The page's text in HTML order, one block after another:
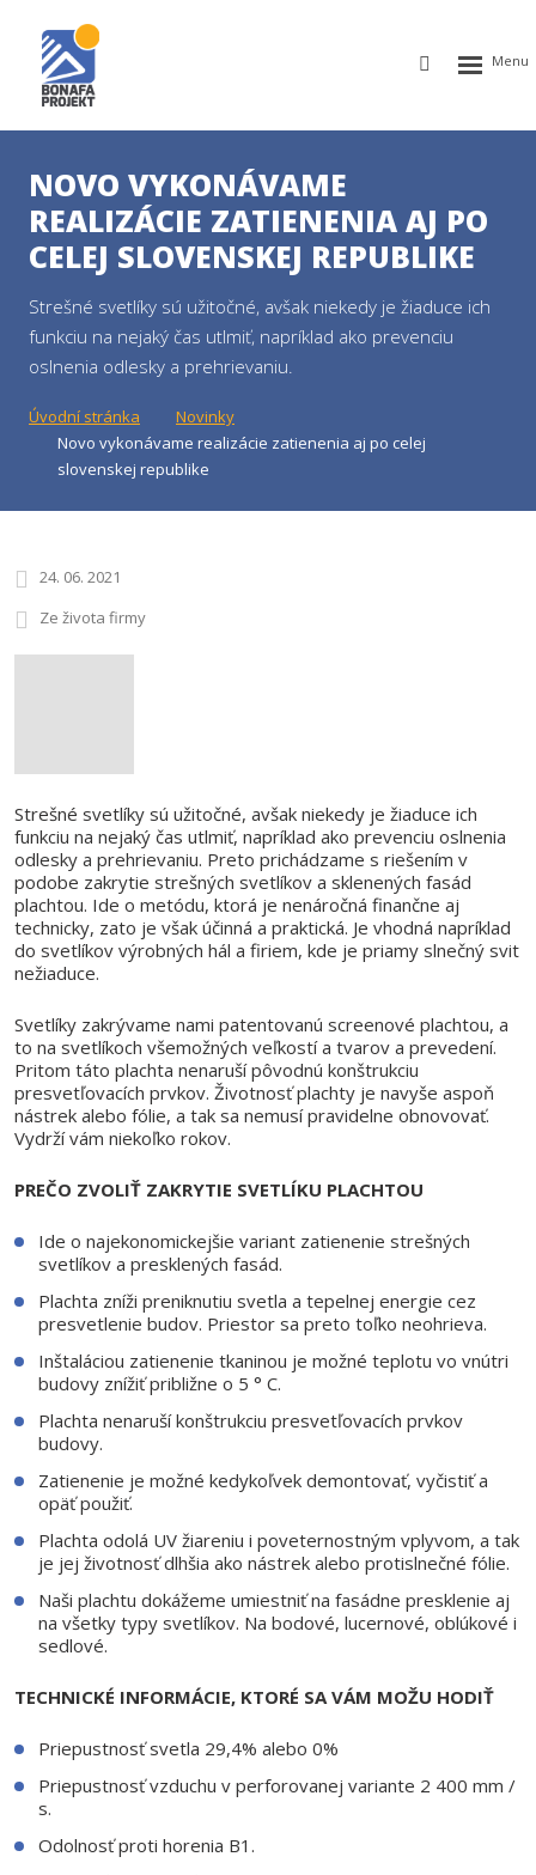
Vyhledávání
Rozbalení
menu
NOVO VYKONÁVAME
REALIZÁCIE ZATIENENIA AJ PO
CELEJ SLOVENSKEJ REPUBLIKE
Strešné svetlíky sú užitočné, avšak niekedy je žiaduce ich
funkciu na nejaký čas utlmiť, napríklad ako prevenciu
oslnenia odlesky a prehrievaniu.
Úvodní stránka
Novinky
Novo vykonávame realizácie zatienenia aj po celej
slovenskej republike
24. 06. 2021
Ze života firmy
Strešné svetlíky sú užitočné, avšak niekedy je žiaduce ich
funkciu na nejaký čas utlmiť, napríklad ako prevenciu oslnenia
odlesky a prehrievaniu. Preto prichádzame s riešením v
podobe zakrytie strešných svetlíkov a sklenených fasád
plachtou. Ide o metódu, ktorá je nenáročná finančne aj
technicky, zato je však účinná a praktická. Je vhodná napríklad
do svetlíkov výrobných hál a firiem, kde je priamy slnečný svit
nežiaduce.
Svetlíky zakrývame nami patentovanú screenové plachtou, a
to na svetlíkoch všemožných veľkostí a tvarov a prevedení.
Pritom táto plachta nenaruší pôvodnú konštrukciu
presvetľovacích prvkov. Životnosť plachty je navyše aspoň
nástrek alebo fólie, a tak sa nemusí pravidelne obnovovať.
Vydrží vám niekoľko rokov.
PREČO ZVOLIŤ ZAKRYTIE SVETLÍKU PLACHTOU
Ide o najekonomickejšie variant zatienenie strešných
svetlíkov a presklených fasád.
Plachta zníži preniknutiu svetla a tepelnej energie cez
presvetlenie budov. Priestor sa preto toľko neohrieva.
Inštaláciou zatienenie tkaninou je možné teplotu vo vnútri
budovy znížiť približne o 5 ° C.
Plachta nenaruší konštrukciu presvetľovacích prvkov
budovy.
Zatienenie je možné kedykoľvek demontovať, vyčistiť a
opäť použiť.
Plachta odolá UV žiareniu i poveternostným vplyvom, a tak
je jej životnosť dlhšia ako nástrek alebo protislnečné fólie.
Naši plachtu dokážeme umiestniť na fasádne presklenie aj
na všetky typy svetlíkov. Na bodové, lucernové, oblúkové i
sedlové.
TECHNICKÉ INFORMÁCIE, KTORÉ SA VÁM MOŽU HODIŤ
Priepustnosť svetla 29,4% alebo 0%
Priepustnosť vzduchu v perforovanej variante 2 400 mm /
s.
Odolnosť proti horenia B1.